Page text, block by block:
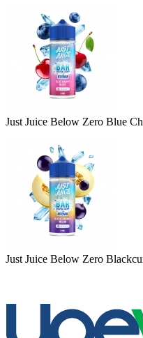
Just Juice Below Zero Blue
Just Juice Below Zero